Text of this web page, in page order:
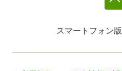
スマートフォン版